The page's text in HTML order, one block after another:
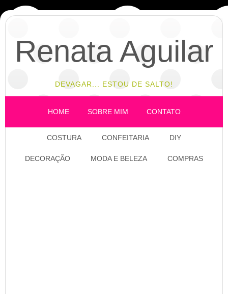
Renata Aguilar
DEVAGAR... ESTOU DE SALTO!
HOME SOBRE MIM CONTATO
COSTURA CONFEITARIA DIY
DECORAÇÃO MODA E BELEZA COMPRAS